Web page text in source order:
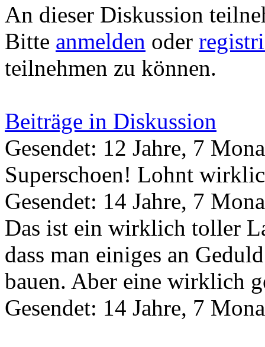
An dieser Diskussion
Bitte anmelden oder
teilnehmen zu können.
Beiträge in Diskussion
Gesendet: 12 Jahre, 7
Superschoen! Lohnt
Gesendet: 14 Jahre, 7
Das ist ein wirklich toller
dass man einiges an
bauen. Aber eine wirklich
Gesendet: 14 Jahre, 7